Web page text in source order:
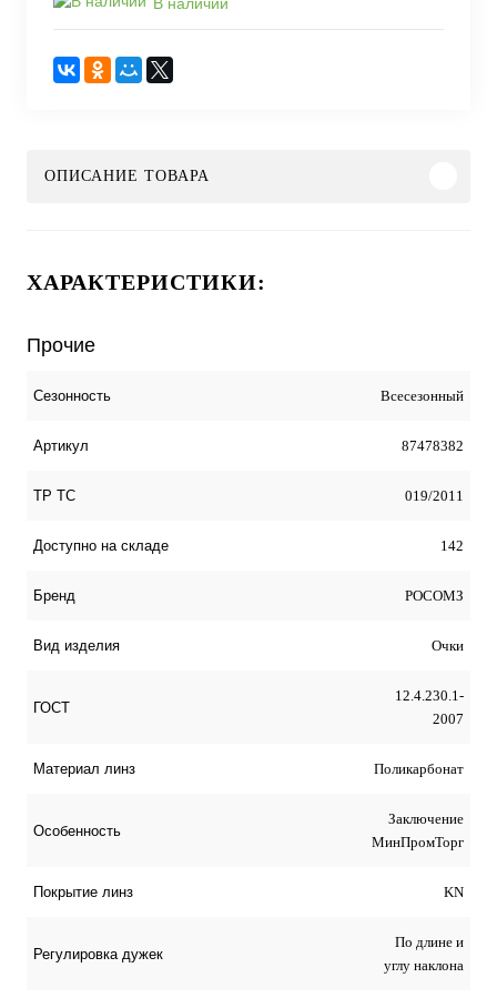
ОПИСАНИЕ ТОВАРА
ХАРАКТЕРИСТИКИ:
Прочие
Сезонность Всесезонный
Артикул 87478382
ТР ТС 019/2011
Доступно на складе 142
Бренд РОСОМЗ
Вид изделия Очки
ГОСТ
12.4.230.1-
2007
Материал линз Поликарбонат
Особенность
Заключение
МинПромТорг
Покрытие линз KN
Регулировка дужек
По длине и
углу наклона